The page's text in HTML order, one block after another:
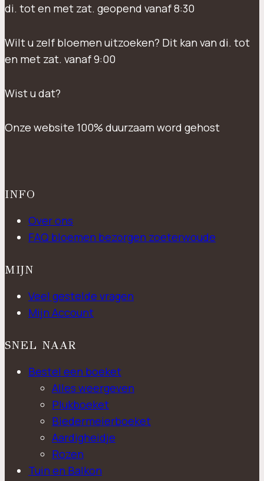
di. tot en met zat. geopend vanaf 8:30
Wilt u zelf bloemen uitzoeken? Dit kan van di. tot
en met zat. vanaf 9:00
Wist u dat?
Onze website 100% duurzaam word gehost
INFO
Over ons
FAQ bloemen bezorgen zoeterwoude
MIJN
Veel gestelde vragen
Mijn Account
SNEL NAAR
Bestel een boeket
Alles weergeven
Plukboeket
Biedermeierboeket
Aardigheidje
Rozen
Tuin en Balkon